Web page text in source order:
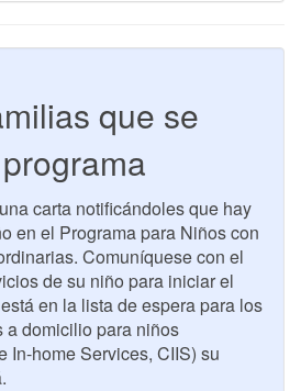
que se
carta notificándoles que hay
en el Programa para Niños con
Comuníquese con el
de su niño para iniciar el
en la lista de espera para los
domicilio para niños
In-home Services, CIIS) su